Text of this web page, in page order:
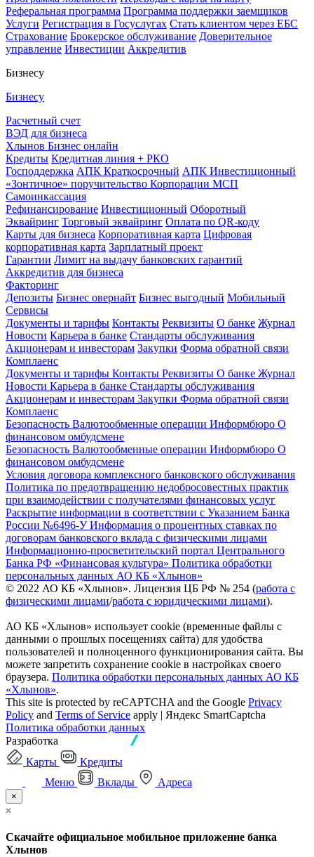
Реферальная программа Программа поддержки заемщиков
Услуги Регистрация в Госуслугах Стать клиентом через ЕБС
Страхование Брокерское обслуживание Доверительное
управление Инвестиции Аккредитив
Бизнесу
Бизнесу
Расчетный счет
ВЭД для бизнеса
Хлынов Бизнес онлайн
Кредиты Кредитная линия + РКО
Господдержка АПК Краткосрочный АПК Инвестиционный
«Зонтичное» поручительство Корпорации МСП
Самоинкассация
Рефинансирование Инвестиционный Оборотный
Эквайринг Торговый эквайринг Оплата по QR-коду
Карты для бизнеса Корпоративная карта Цифровая
корпоративная карта Зарплатный проект
Гарантии Лимит на выдачу банковских гарантий
Аккредитив для бизнеса
Факторинг
Депозиты Бизнес овернайт Бизнес выгодный Мобильный
Сервисы
Документы и тарифы Контакты Реквизиты О банке Журнал
Новости Карьера в банке Стандарты обслуживания
Акционерам и инвесторам Закупки Форма обратной связи
Комплаенс
Документы и тарифы Контакты Реквизиты О банке Журнал
Новости Карьера в банке Стандарты обслуживания
Акционерам и инвесторам Закупки Форма обратной связи
Комплаенс
Безопасность Валютообменные операции Информбюро О
финансовом омбудсмене
Безопасность Валютообменные операции Информбюро О
финансовом омбудсмене
Условия договора комплексного банковского обслуживания
Политика по предотвращению недобросовестных практик
при взаимодействии с получателями финансовых услуг
Раскрытие информации в соответствии с Указанием Банка
России №6496-УИнформация о процентных ставках по
договорам банковского вклада с физическими лицами
Информационно-просветительский портал Центрального
Банка РФ «Финансовая культура» Политика обработки
персональных данных АО КБ «Хлынов»
© 2022 АО КБ «Хлынов». Лицензия ЦБ РФ № 254 (работа с
физическими лицами/работа с юридическими лицами).
АО КБ «Хлынов» использует cookie (временные файлы с
данными о прошлых посещениях сайта) для удобства
пользователей и полноценного функционирования сайта. Вы
можете запретить сохранение cookie в настройках своего
браузера. Политика обработки персональных данных АО КБ
«Хлынов».
This site is protected by reCAPTCHA and the Google Privacy
Policy and Terms of Service apply | Яндекс SmartCaptcha
Политика обработки данных
Разработка
Карты
Кредиты
Меню
Вклады Адреса
×
Скачайте официальное мобильное приложение банка
Хлынов